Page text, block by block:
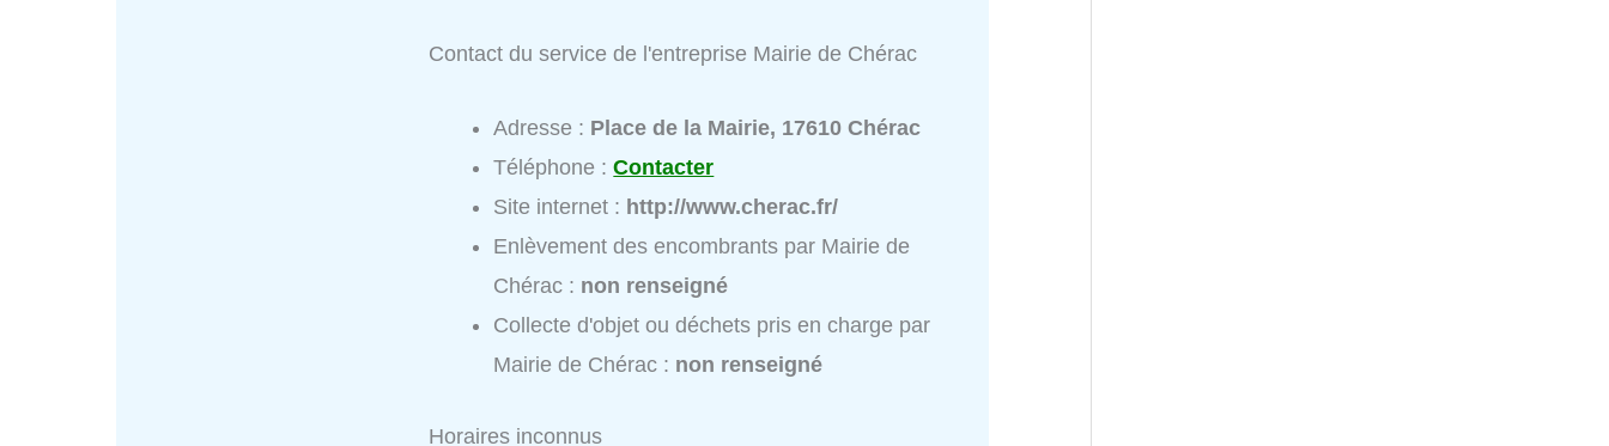
Contact du service de l'entreprise Mairie de Chérac
Adresse : Place de la Mairie, 17610 Chérac
Téléphone :Contacter
Site internet : http://www.cherac.fr/
Enlèvement des encombrants par Mairie de
Chérac : non renseigné
Collecte d'objet ou déchets pris en charge par
Mairie de Chérac : non renseigné
Horaires inconnus